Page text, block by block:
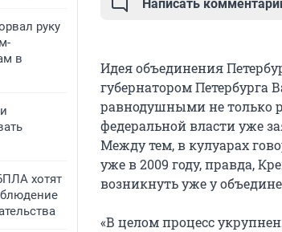
руку
в
хотят
Написать
Идея объединения
губернатором Петербурга
равнодушными не только
федеральной власти уже
Между тем, в кулуарах
уже в 2009 году, правда,
возникнуть уже у
«В целом процесс